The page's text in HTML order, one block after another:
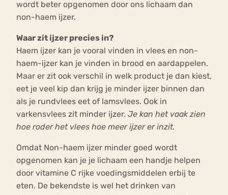
wordt beter opgenomen door ons lichaam dan
non-haem ijzer.
Waar zit ijzer precies in?
Haem ijzer kan je vooral vinden in vlees en non-
haem-ijzer kan je vinden in brood en aardappelen.
Maar er zit ook verschil in welk product je dan kiest,
eet je veel kip dan krijg je minder ijzer binnen dan
als je rundvlees eet of lamsvlees. Ook in
varkensvlees zit minder ijzer. Je kan het vaak zien
hoe roder het vlees hoe meer ijzer er inzit.
Omdat Non-haem ijzer minder goed wordt
opgenomen kan je je lichaam een handje helpen
door vitamine C rijke voedingsmiddelen erbij te
eten. De bekendste is wel het drinken van